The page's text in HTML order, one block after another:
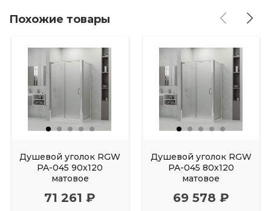
Похожие товары
Душевой уголок RGW
PA-045 90х120
матовое
71 261 ₽
Душевой уголок RGW
PA-045 80х120
матовое
69 578 ₽